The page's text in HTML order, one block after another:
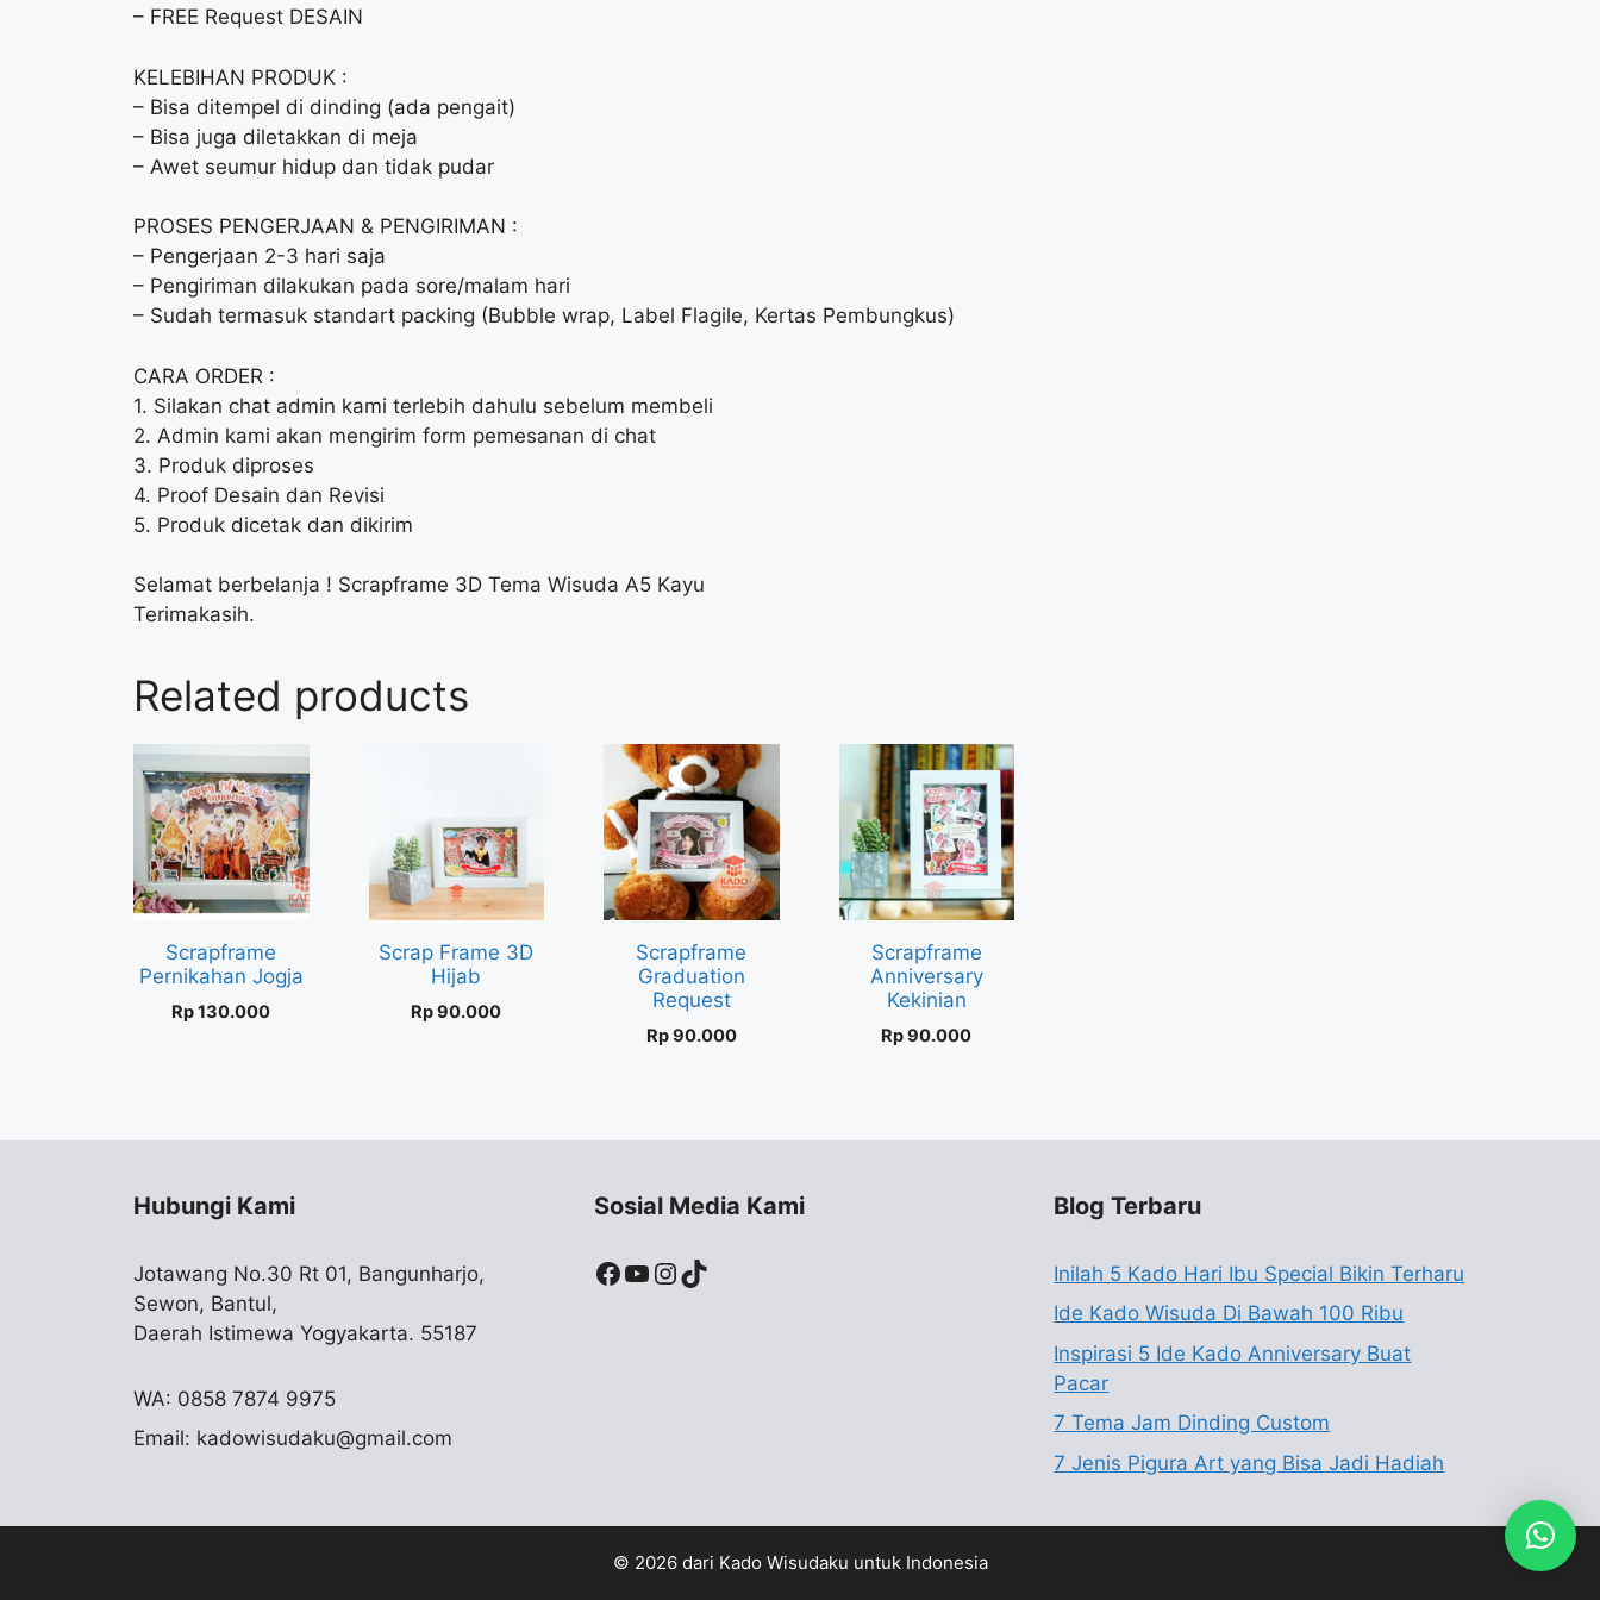
– FREE Request DESAIN
KELEBIHAN PRODUK :
– Bisa ditempel di dinding (ada pengait)
– Bisa juga diletakkan di meja
– Awet seumur hidup dan tidak pudar
PROSES PENGERJAAN & PENGIRIMAN :
– Pengerjaan 2-3 hari saja
– Pengiriman dilakukan pada sore/malam hari
– Sudah termasuk standart packing (Bubble wrap, Label Flagile, Kertas Pembungkus)
CARA ORDER :
1. Silakan chat admin kami terlebih dahulu sebelum membeli
2. Admin kami akan mengirim form pemesanan di chat
3. Produk diproses
4. Proof Desain dan Revisi
5. Produk dicetak dan dikirim
Selamat berbelanja ! Scrapframe 3D Tema Wisuda A5 Kayu
Terimakasih.
Related products
Scrapframe
Pernikahan Jogja
Rp130.000
Scrap Frame 3D
Hijab
Rp90.000
Scrapframe
Graduation
Request
Rp90.000
Scrapframe
Anniversary
Kekinian
Rp90.000
Hubungi Kami
Jotawang No.30 Rt 01, Bangunharjo,
Sewon, Bantul,
Daerah Istimewa Yogyakarta. 55187
WA: 0858 7874 9975
Email: kadowisudaku@gmail.com
Sosial Media Kami
Facebook
YouTube
Instagram
TikTok
Blog Terbaru
Inilah 5 Kado Hari Ibu Special Bikin Terharu
Ide Kado Wisuda Di Bawah 100 Ribu
Inspirasi 5 Ide Kado Anniversary Buat
Pacar
7 Tema Jam Dinding Custom
7 Jenis Pigura Art yang Bisa Jadi Hadiah
© 2026 dari Kado Wisudaku untuk Indonesia